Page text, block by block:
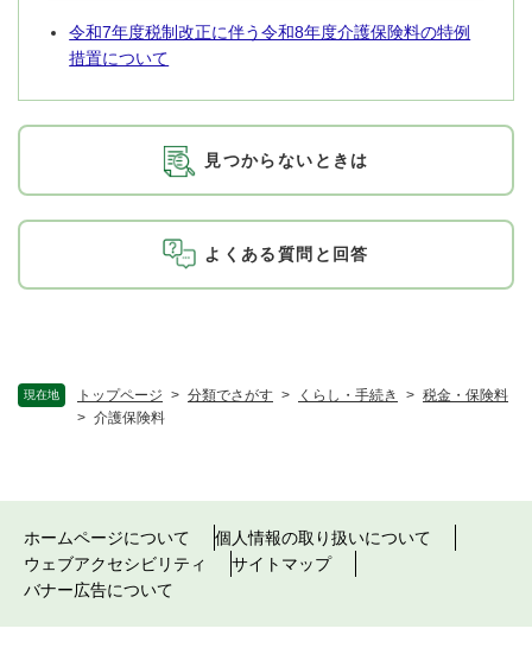
現在地 トップページ > 分類でさがす > くらし・手続き > 税金・保険料
> 介護保険料
令和7年度税制改正に伴う令和8年度介護保険料の特例
措置について
見つからないときは
よくある質問と回答
ホームページについて
個人情報の取り扱いについて
ウェブアクセシビリティ
サイトマップ
バナー広告について